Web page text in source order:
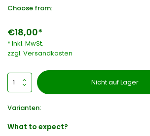
Choose from:
€18,00*
* Inkl. MwSt.
zzgl. Versandkosten
Nicht auf Lager
Varianten:
What to expect?